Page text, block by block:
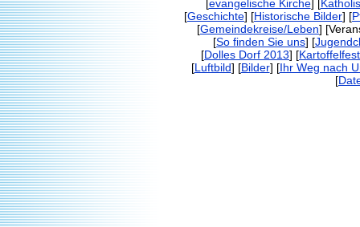
[evangelische Kirche] [
[Geschichte] [Historische Bilder] [
[Gemeindekreise/Leben]
[So finden Sie uns] [
[Dolles Dorf 2013] [Kartoffelfest
[Luftbild] [Bilder] [Ihr Weg nach
[